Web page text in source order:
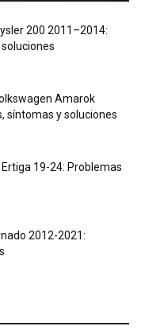
200 2011–2014:
Amarok
síntomas y soluciones
19-24: Problemas
2012-2021: